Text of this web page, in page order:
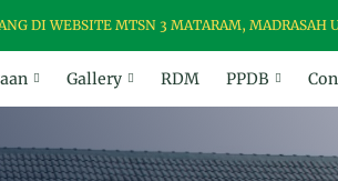
MTSN 3 MATARAM, MADRASAH
Gallery RDM PPDB